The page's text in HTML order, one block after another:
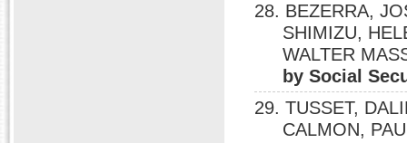
28. BEZERRA,
SHIMIZU,
WALTER
by Social
29. TUSSET,
CALMON,